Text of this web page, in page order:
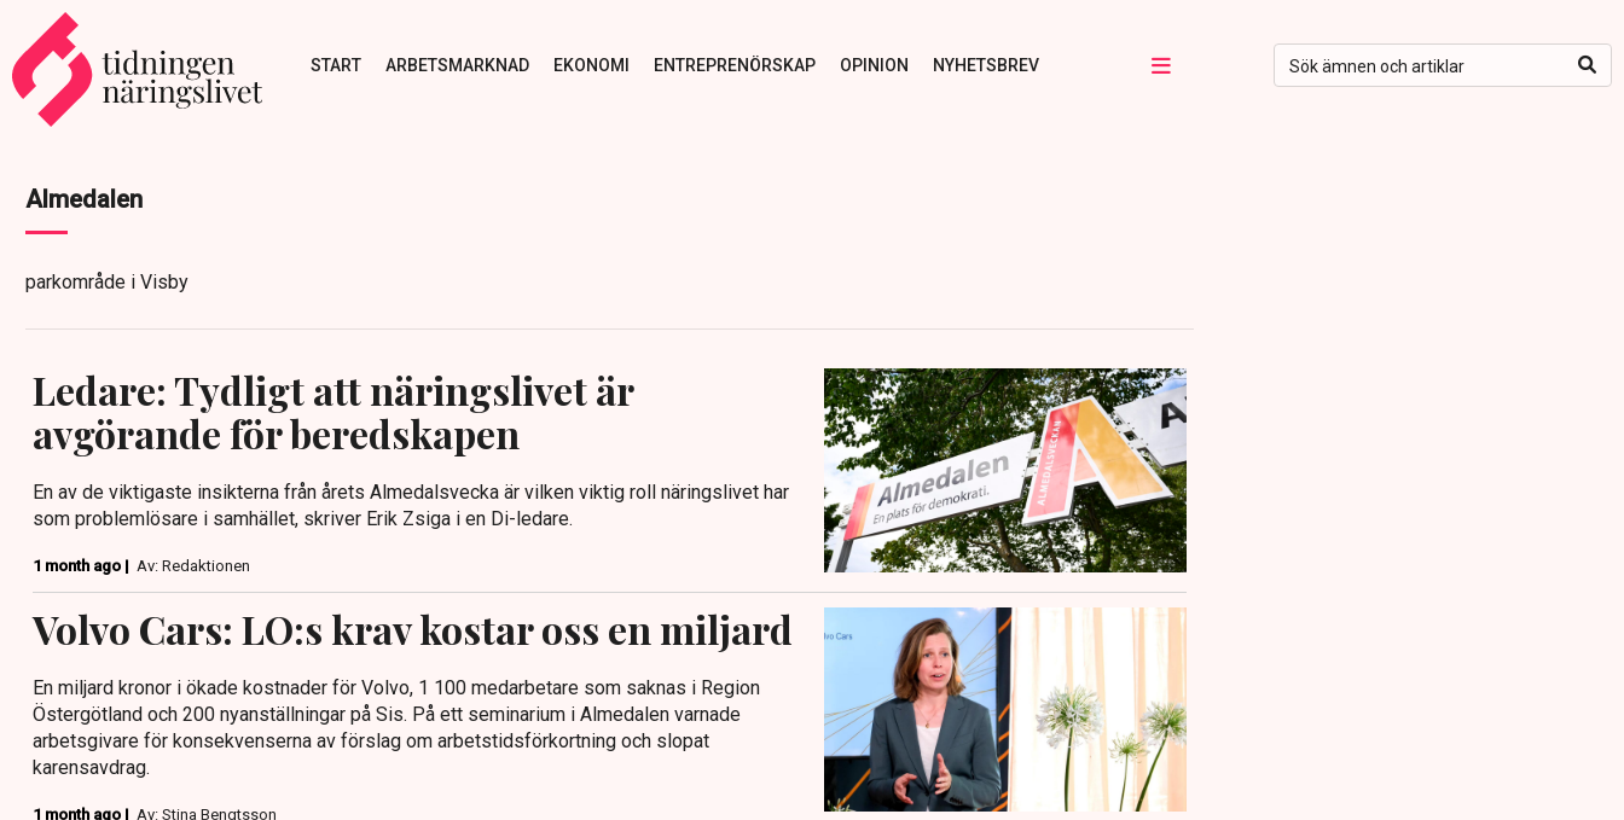
START ARBETSMARKNAD EKONOMI ENTREPRENÖRSKAP OPINION NYHETSBREV
Almedalen
parkområde i Visby
Ledare: Tydligt att näringslivet är
avgörande för beredskapen
En av de viktigaste insikterna från årets Almedalsvecka är vilken viktig roll näringslivet har
som problemlösare i samhället, skriver Erik Zsiga i en Di-ledare.
1 month ago | Av: Redaktionen
Volvo Cars: LO:s krav kostar oss en miljard
En miljard kronor i ökade kostnader för Volvo, 1 100 medarbetare som saknas i Region
Östergötland och 200 nyanställningar på Sis. På ett seminarium i Almedalen varnade
arbetsgivare för konsekvenserna av förslag om arbetstidsförkortning och slopat
karensavdrag.
1 month ago | Av: Stina Bengtsson